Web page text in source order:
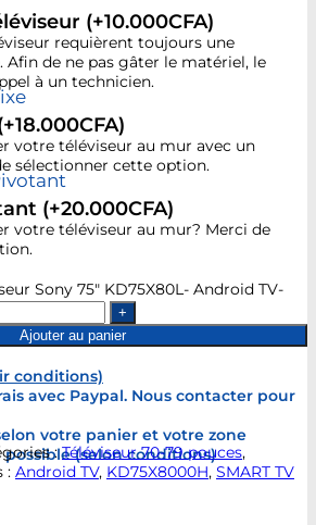
(+10.000CFA)
requièrent toujours une
de ne pas gâter le matériel, le
à un technicien.
votre téléviseur au mur avec un
sélectionner cette option.
(+20.000CFA)
votre téléviseur au mur? Merci de
Sony 75" KD75X80L- Android TV-
Ajouter au panier
conditions)
avec Paypal. Nous contacter pour
votre panier et votre zone
(selon conditions)
:Téléviseur 70-79 pouces,
: Android TV, KD75X8000H, SMART TV